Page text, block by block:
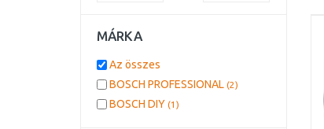
MÁRKA
Az összes
BOSCH PROFESSIONAL (2)
BOSCH DIY (1)